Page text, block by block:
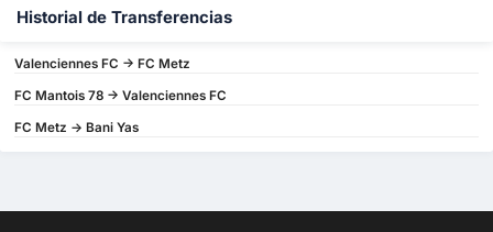
Historial de Transferencias
Valenciennes FC -> FC Metz
FC Mantois 78 -> Valenciennes FC
FC Metz -> Bani Yas